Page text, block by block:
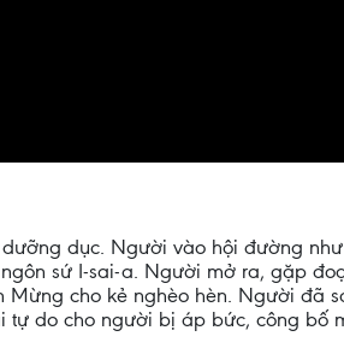
dục. Người vào hội đường
sứ I-sai-a. Người mở ra, gặp
cho kẻ nghèo hèn. Người đã
do cho người bị áp bức, công bố